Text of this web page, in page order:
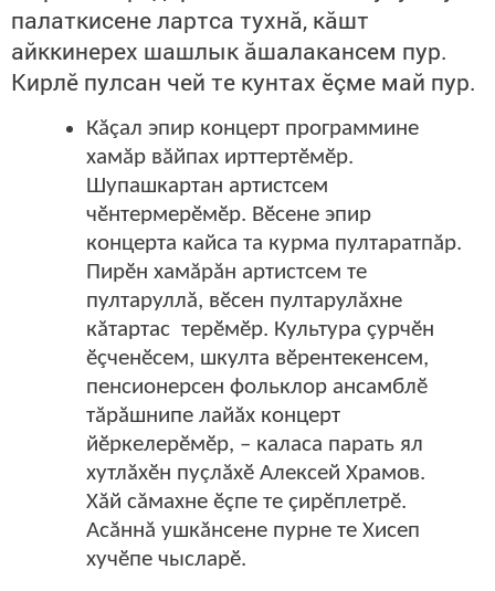
палаткисене лартса тухнă, кăшт
айккинерех шашлык ăшалакансем пур.
Кирлӗ пулсан чей те кунтах ӗçме май пур.
Кăçал эпир концерт программине
хамăр вăйпах ирттертӗмӗр.
Шупашкартан артистсем
чӗнтермерӗмӗр. Вӗсене эпир
концерта кайса та курма пултаратпăр.
Пирӗн хамăрăн артистсем те
пултаруллă, вӗсен пултарулăхне
кăтартас терӗмӗр. Культура çурчӗн
ӗçченӗсем, шкулта вӗрентекенсем,
пенсионерсен фольклор ансамблӗ
тăрăшнипе лайăх концерт
йӗркелерӗмӗр, – каласа парать ял
хутлăхӗн пуçлăхӗ Алексей Храмов.
Хăй сăмахне ӗçпе те çирӗплетрӗ.
Асăннă ушкăнсене пурне те Хисеп
хучӗпе чысларӗ.